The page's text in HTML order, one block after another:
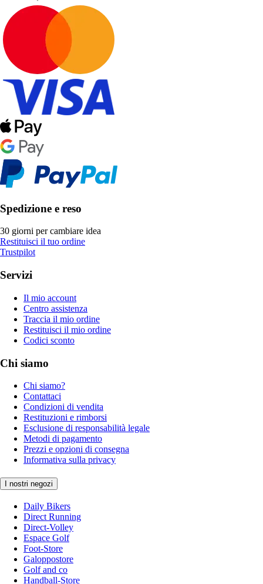
Spedizione e reso
30 giorni per cambiare idea
Restituisci il tuo ordine
Trustpilot
Servizi
Il mio account
Centro assistenza
Traccia il mio ordine
Restituisci il mio ordine
Codici sconto
Chi siamo
Chi siamo?
Contattaci
Condizioni di vendita
Restituzioni e rimborsi
Esclusione di responsabilità legale
Metodi di pagamento
Prezzi e opzioni di consegna
Informativa sulla privacy
I nostri negozi
Daily Bikers
Direct Running
Direct-Volley
Espace Golf
Foot-Store
Galoppostore
Golf and co
Handball-Store